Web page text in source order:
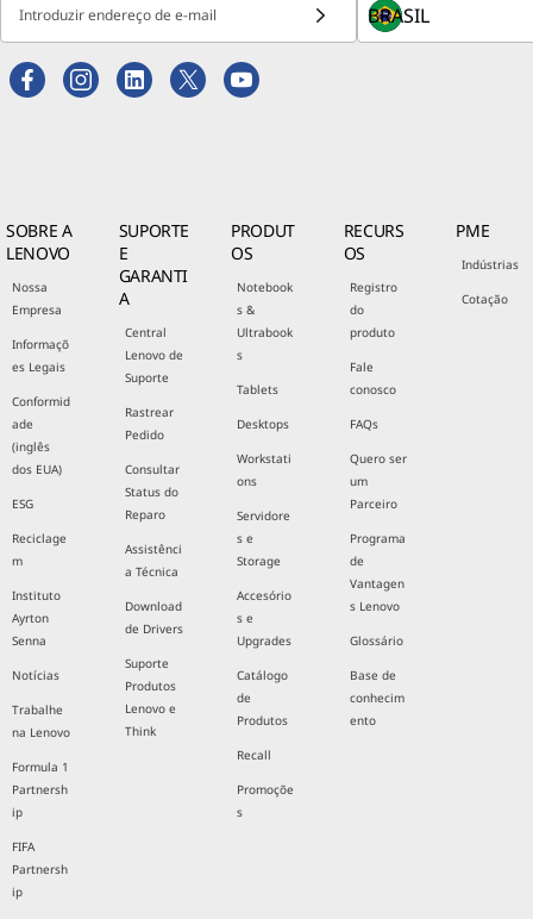
Introduzir endereço de e-mail
SOBRE A
LENOVO
Nossa
Empresa
Informaçõ
es Legais
Conformid
ade
(inglês
dos EUA)
ESG
Reciclage
m
Instituto
Ayrton
Senna
Notícias
Trabalhe
na Lenovo
Formula 1
Partnersh
ip
FIFA
Partnersh
ip
SUPORTE
E
GARANTI
A
Central
Lenovo de
Suporte
Rastrear
Pedido
Consultar
Status do
Reparo
Assistênci
a Técnica
Download
de Drivers
Suporte
Produtos
Lenovo e
Think
PRODUT
OS
Notebook
s &
Ultrabook
s
Tablets
Desktops
Workstati
ons
Servidore
s e
Storage
Accesório
s e
Upgrades
Catálogo
de
Produtos
Recall
Promoçõe
s
RECURS
OS
Registro
do
produto
Fale
conosco
FAQs
Quero ser
um
Parceiro
Programa
de
Vantagen
s Lenovo
Glossário
Base de
conhecim
ento
PME
Indústrias
Cotação